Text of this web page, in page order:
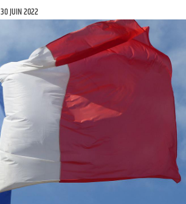
30 JUIN 2022